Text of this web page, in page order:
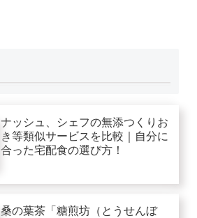
ナッシュ、シェフの無添つくりお
き等類似サービスを比較｜自分に
合った宅配食の選び方！
桑の葉茶「糖煎坊（とうせんぼ